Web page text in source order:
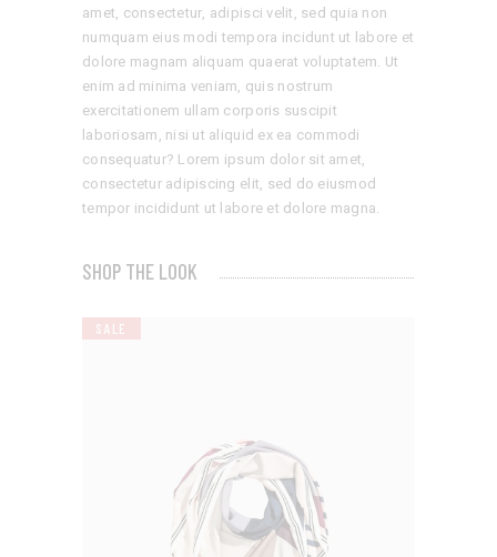
amet, consectetur, adipisci velit, sed quia non
numquam eius modi tempora incidunt ut labore et
dolore magnam aliquam quaerat voluptatem. Ut
enim ad minima veniam, quis nostrum
exercitationem ullam corporis suscipit
laboriosam, nisi ut aliquid ex ea commodi
consequatur? Lorem ipsum dolor sit amet,
consectetur adipiscing elit, sed do eiusmod
tempor incididunt ut labore et dolore magna.
SHOP THE LOOK
SALE